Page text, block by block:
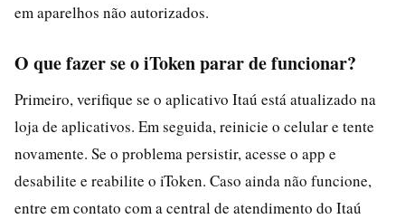
em aparelhos não autorizados.
O que fazer se o iToken parar de funcionar?
Primeiro, verifique se o aplicativo Itaú está atualizado na
loja de aplicativos. Em seguida, reinicie o celular e tente
novamente. Se o problema persistir, acesse o app e
desabilite e reabilite o iToken. Caso ainda não funcione,
entre em contato com a central de atendimento do Itaú